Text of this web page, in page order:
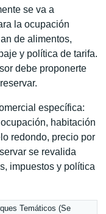
se va a
la ocupación
de alimentos,
y política de tarifa.
debe proponerte
específica:
habitación
redondo, precio por
se revalida
impuestos y política
Temáticos (Se